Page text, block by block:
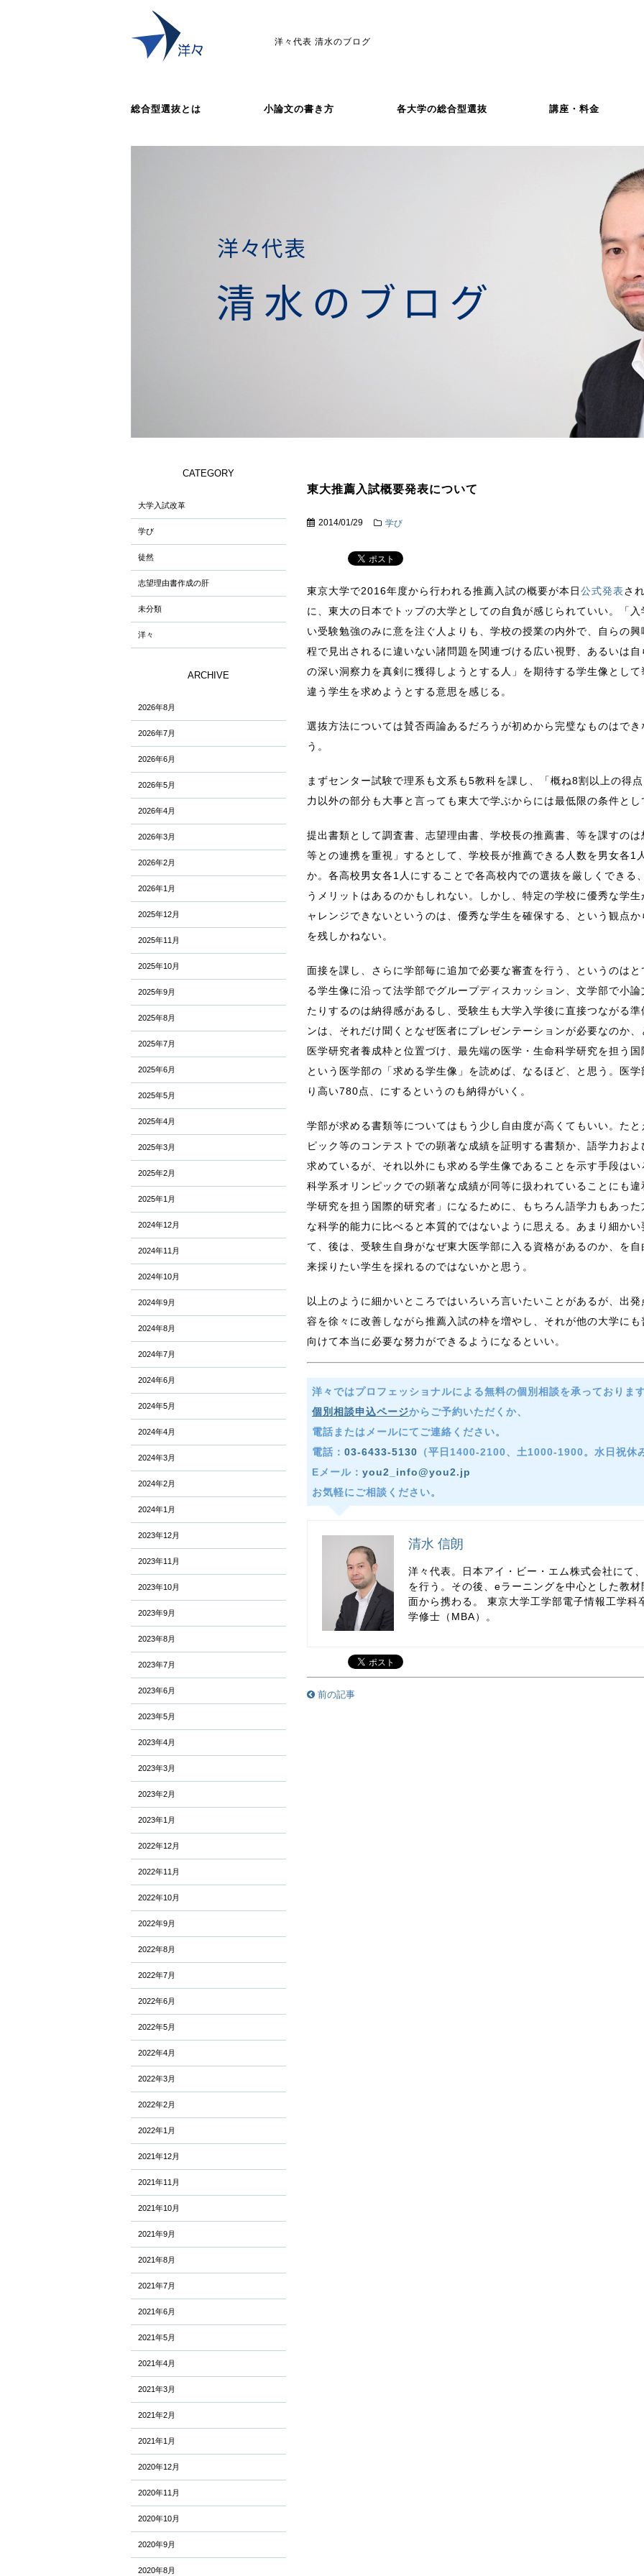
洋々代表 清水のブログ
総合型選抜とは 小論文の書き方 各大学の総合型選抜 講座・料金
東大推薦入試概要発表について
2014/01/29 学び
東京大学で2016年度から行われる推薦入試の概要が本日公式発表さ
に、東大の日本でトップの大学としての自負が感じられていい。「
い受験勉強のみに意を注ぐ人よりも、学校の授業の内外で、自らの
程で見出されるに違いない諸問題を関連づける広い視野、あるいは
の深い洞察力を真剣に獲得しようとする人」を期待する学生像とし
違う学生を求めようとする意思を感じる。
選抜方法については賛否両論あるだろうが初めから完璧なものはで
う。
まずセンター試験で理系も文系も5教科を課し、「概ね8割以上の得
力以外の部分も大事と言っても東大で学ぶからには最低限の条件と
提出書類として調査書、志望理由書、学校長の推薦書、等を課すの
等との連携を重視」するとして、学校長が推薦できる人数を男女各1
か。各高校男女各1人にすることで各高校内での選抜を厳しくできる
うメリットはあるのかもしれない。しかし、特定の学校に優秀な学
ャレンジできないというのは、優秀な学生を確保する、という観点
を残しかねない。
面接を課し、さらに学部毎に追加で必要な審査を行う、というのは
る学生像に沿って法学部でグループディスカッション、文学部で小
たりするのは納得感があるし、受験生も大学入学後に直接つながる
ンは、それだけ聞くとなぜ医者にプレゼンテーションが必要なのか
医学研究者養成枠と位置づけ、最先端の医学・生命科学研究を担う
という医学部の「求める学生像」を読めば、なるほど、と思う。医
り高い780点、にするというのも納得がいく。
学部が求める書類等についてはもう少し自由度が高くてもいい。た
ピック等のコンテストでの顕著な成績を証明する書類か、語学力お
求めているが、それ以外にも求める学生像であることを示す手段は
科学系オリンピックでの顕著な成績が同等に扱われていることにも
学研究を担う国際的研究者」になるために、もちろん語学力もあっ
な科学的能力に比べると本質的ではないように思える。あまり細か
て、後は、受験生自身がなぜ東大医学部に入る資格があるのか、を
来採りたい学生を採れるのではないかと思う。
以上のように細かいところではいろいろ言いたいことがあるが、出
容を徐々に改善しながら推薦入試の枠を増やし、それが他の大学に
向けて本当に必要な努力ができるようになるといい。
洋々ではプロフェッショナルによる無料の個別相談を承っておりま
個別相談申込ページからご予約いただくか、
電話またはメールにてご連絡ください。
電話： 03-6433-5130 （平日1400-2100、土1000-1900。水日祝休
Eメール： you2_info@you2.jp
お気軽にご相談ください。
清水 信朗
洋々代表。日本アイ・ビー・エム株式会社にて
を行う。その後、eラーニングを中心とした教
面から携わる。 東京大学工学部電子情報工学科
学修士（MBA）。
前の記事
CATEGORY
大学入試改革
学び
徒然
志望理由書作成の肝
未分類
洋々
ARCHIVE
2026年8月
2026年7月
2026年6月
2026年5月
2026年4月
2026年3月
2026年2月
2026年1月
2025年12月
2025年11月
2025年10月
2025年9月
2025年8月
2025年7月
2025年6月
2025年5月
2025年4月
2025年3月
2025年2月
2025年1月
2024年12月
2024年11月
2024年10月
2024年9月
2024年8月
2024年7月
2024年6月
2024年5月
2024年4月
2024年3月
2024年2月
2024年1月
2023年12月
2023年11月
2023年10月
2023年9月
2023年8月
2023年7月
2023年6月
2023年5月
2023年4月
2023年3月
2023年2月
2023年1月
2022年12月
2022年11月
2022年10月
2022年9月
2022年8月
2022年7月
2022年6月
2022年5月
2022年4月
2022年3月
2022年2月
2022年1月
2021年12月
2021年11月
2021年10月
2021年9月
2021年8月
2021年7月
2021年6月
2021年5月
2021年4月
2021年3月
2021年2月
2021年1月
2020年12月
2020年11月
2020年10月
2020年9月
2020年8月